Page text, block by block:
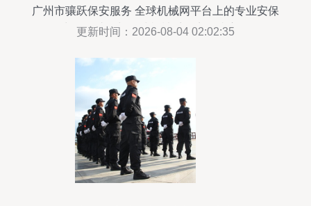
广州市骧跃保安服务 全球机械网平台上的专业安保
力量，助您与全球机械采购商无忧交易
更新时间：2026-08-04 02:02:35